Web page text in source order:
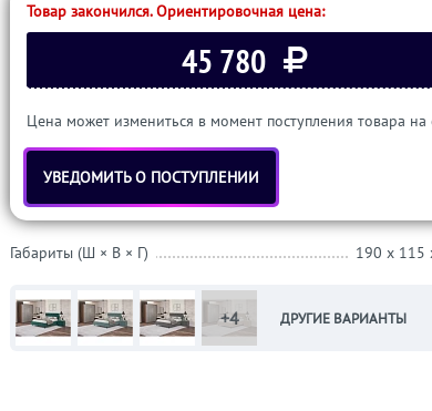
Товар закончился. Ориентировочная цена:
45 780
Цена может измениться в момент поступления товара на
УВЕДОМИТЬ О ПОСТУПЛЕНИИ
Габариты (Ш × В × Г) 190 x 115
+4 ДРУГИЕ ВАРИАНТЫ